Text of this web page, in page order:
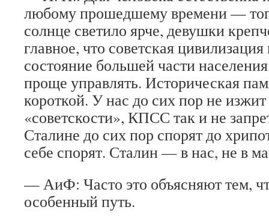
любому прошедшему времени —
солнце светило ярче, девушки
главное, что советская
состояние большей части
проще управлять. Историческая
короткой. У нас до сих пор не
«советскости», КПСС так и не
Сталине до сих пор спорят до
себе спорят. Сталин — в нас, не в
— АиФ: Часто это объясняют тем,
особенный путь.